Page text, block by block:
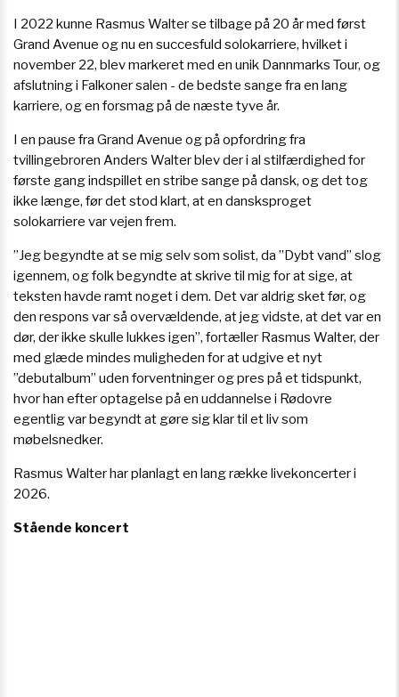
I 2022 kunne Rasmus Walter se tilbage på 20 år med først
Grand Avenue og nu en succesfuld solokarriere, hvilket i
november 22, blev markeret med en unik Dannmarks Tour, og
afslutning i Falkoner salen - de bedste sange fra en lang
karriere, og en forsmag på de næste tyve år.
I en pause fra Grand Avenue og på opfordring fra
tvillingebroren Anders Walter blev der i al stilfærdighed for
første gang indspillet en stribe sange på dansk, og det tog
ikke længe, før det stod klart, at en dansksproget
solokarriere var vejen frem.
”Jeg begyndte at se mig selv som solist, da ”Dybt vand” slog
igennem, og folk begyndte at skrive til mig for at sige, at
teksten havde ramt noget i dem. Det var aldrig sket før, og
den respons var så overvældende, at jeg vidste, at det var en
dør, der ikke skulle lukkes igen”, fortæller Rasmus Walter, der
med glæde mindes muligheden for at udgive et nyt
”debutalbum” uden forventninger og pres på et tidspunkt,
hvor han efter optagelse på en uddannelse i Rødovre
egentlig var begyndt at gøre sig klar til et liv som
møbelsnedker.
Rasmus Walter har planlagt en lang række livekoncerter i
2026.
Stående koncert